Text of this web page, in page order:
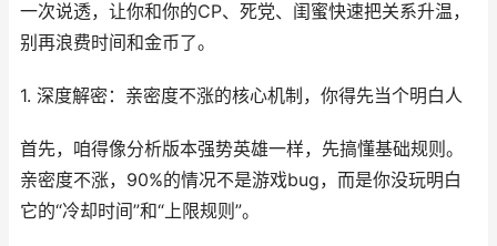
一次说透，让你和你的CP、死党、闺蜜快速把关系升温，
别再浪费时间和金币了。
1. 深度解密：亲密度不涨的核心机制，你得先当个明白人
首先，咱得像分析版本强势英雄一样，先搞懂基础规则。
亲密度不涨，90%的情况不是游戏bug，而是你没玩明白
它的“冷却时间”和“上限规则”。